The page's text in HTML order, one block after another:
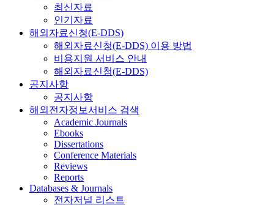
최신자료
인기자료
해외자료신청(E-DDS)
해외자료신청(E-DDS) 이용 방법
비용지원 서비스 안내
해외자료신청(E-DDS)
공지사항
공지사항
해외전자정보서비스 검색
Academic Journals
Ebooks
Dissertations
Conference Materials
Reviews
Reports
Databases & Journals
전자저널 리스트